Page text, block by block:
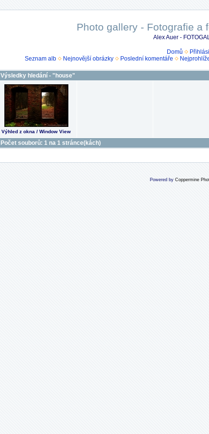
Photo gallery - Fotografie a
Alex Auer -
Domů
Seznam alb
Nejnovější obrázky Poslední komentáře
Výsledky hledání - "house"
Výhled z okna / Window View
Počet souborů: 1 na 1 stránce(kách)
Powered by Coppermine